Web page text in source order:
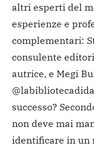
altri esperti del
esperienze e
complementari:
consulente
autrice, e Megi
successo?
non deve mai
identificare in un